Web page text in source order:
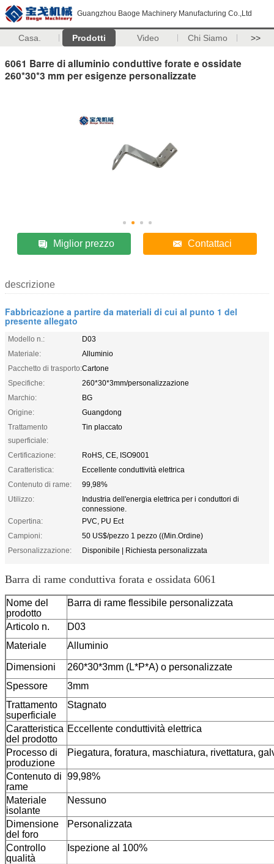
Guangzhou Baoge Machinery Manufacturing Co.,Ltd
Casa. Prodotti Video Chi Siamo >>
6061 Barre di alluminio conduttive forate e ossidate
260*30*3 mm per esigenze personalizzate
Miglior prezzo Contattaci
descrizione
Fabbricazione a partire da materiali di cui al punto 1 del
presente allegato
Modello n.:
D03
Materiale:
Alluminio
Pacchetto di trasporto:Cartone
Specifiche:
260*30*3mm/personalizzazione
Marchio:
BG
Origine:
Guangdong
Trattamento
superficiale:
Tin placcato
Certificazione:
RoHS, CE, ISO9001
Caratteristica:
Eccellente conduttività elettrica
Contenuto di rame:
99,98%
Utilizzo:
Industria dell'energia elettrica per i conduttori di
connessione.
Copertina:
PVC, PU Ect
Campioni:
50 US$/pezzo 1 pezzo ((Min.Ordine)
Personalizzazione:
Disponibile | Richiesta personalizzata
Barra di rame conduttiva forata e ossidata 6061
Nome del
prodotto
Barra di rame flessibile personalizzata
Articolo n.
D03
Materiale
Alluminio
Dimensioni
260*30*3mm (L*P*A) o personalizzate
Spessore
3mm
Trattamento
superficiale
Stagnato
Caratteristica
del prodotto
Eccellente conduttività elettrica
Processo di
produzione
Piegatura, foratura, maschiatura, rivettatura,
Contenuto di
rame
99,98%
Materiale
isolante
Nessuno
Dimensione
del foro
Personalizzata
Controllo
qualità
Ispezione al 100%